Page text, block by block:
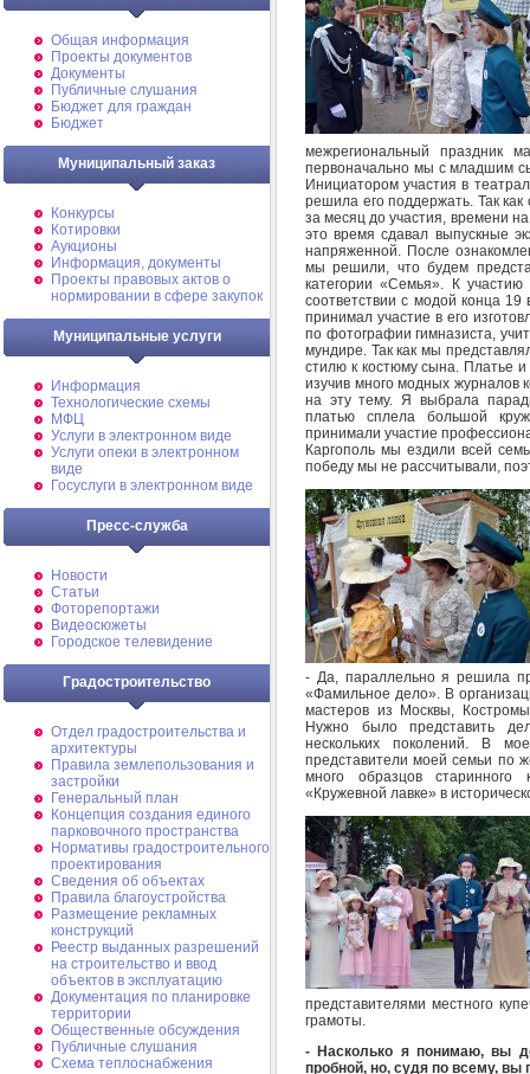
Общая информация
Проекты документов
Документы
Публичные слушания
Бюджет для граждан
Бюджет
Муниципальный заказ
Конкурсы
Котировки
Аукционы
Информация, документы
Проекты правовых актов о
нормировании в сфере закупок
Муниципальные услуги
Информация
Технологические схемы
МФЦ
Услуги в электронном виде
Услуги опеки в электронном
виде
Госуслуги в электронном виде
Пресс-служба
Новости
Статьи
Фоторепортажи
Видеосюжеты
Городское телевидение
Градостроительство
Отдел градостроительства и
архитектуры
Правила землепользования и
застройки
Генеральный план
Концепция создания единого
парковочного пространства
Нормативы градостроительного
проектирования
Сведения об объектах
Правила благоустройства
Размещение рекламных
конструкций
Реестр выданных разрешений
на строительство и ввод
объектов в эксплуатацию
Документация по планировке
территории
Общественные обсуждения
Публичные слушания
Схема теплоснабжения
межрегиональный праздник
первоначально мы с младшим
Инициатором участия в
решила его поддержать. Так
за месяц до участия, времени
это время сдавал выпускные
напряженной. После
мы решили, что будем
категории «Семья». К
соответствии с модой конца
принимал участие в его
по фотографии гимназиста,
мундире. Так как мы
стилю к костюму сына. Платье
изучив много модных журналов
на эту тему. Я выбрала
платью сплела большой
принимали участие
Каргополь мы ездили всей
победу мы не рассчитывали,
- Да, параллельно я решила
«Фамильное дело». В
мастеров из Москвы,
Нужно было представить
нескольких поколений. В
представители моей семьи по
много образцов
«Кружевной лавке» в
представителями местного
грамоты.
- Насколько я понимаю, вы
пробной, но, судя по всему, вы